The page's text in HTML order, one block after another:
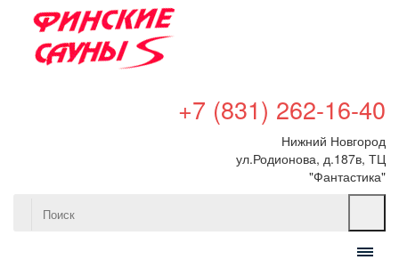
+7 (831) 262-16-40
Нижний Новгород
ул.Родионова, д.187в, ТЦ
"Фантастика"